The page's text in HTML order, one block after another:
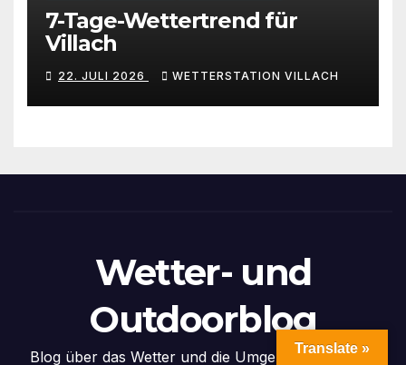
7-Tage-Wettertrend für
Villach
22. JULI 2026 WETTERSTATION VILLACH
Wetter- und
Outdoorblog
Blog über das Wetter und die Umgebung in Villach
Translate »